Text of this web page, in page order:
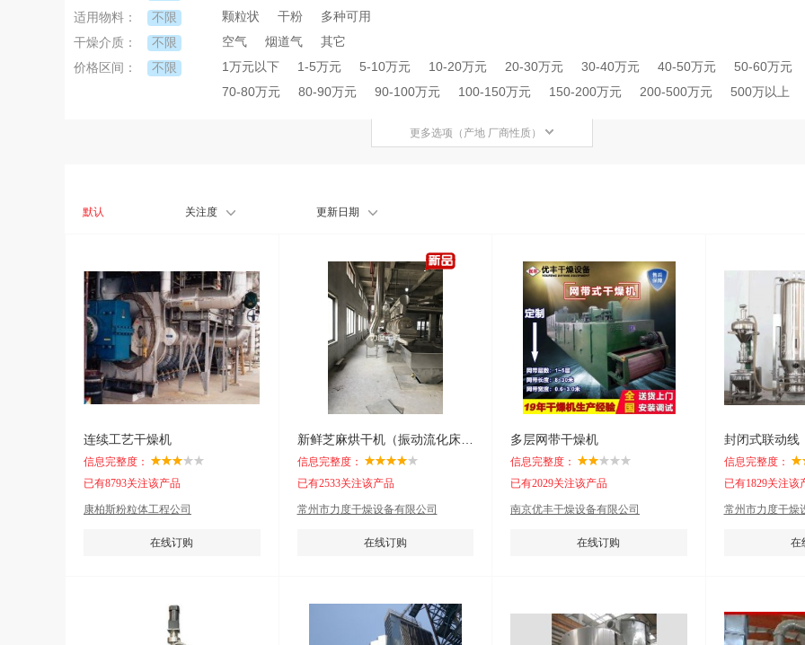
适用物料： 不限 颗粒状 干粉 多种可用
干燥介质： 不限 空气 烟道气 其它
价格区间： 不限 1万元以下 1-5万元 5-10万元 10-20万元 20-30万元 30-40万元 40-50万元
50-60万元
70-80万元
80-90万元 90-100万元 100-150万元 150-200万元 200-500万元 500万以上
更多选项（产地 厂商性质）
默认 关注度 更新日期
连续工艺干燥机
信息完整度：
已有8793关注该产品
康柏斯粉粒体工程公司
在线订购
新鲜芝麻烘干机（振动流化床干燥机）
信息完整度：
已有2533关注该产品
常州市力度干燥设备有限公司
在线订购
多层网带干燥机
信息完整度：
已有2029关注该产品
南京优丰干燥设备有限公司
在线订购
封闭式联动线
信息完整度：
已有1829关注该
常州市力度干燥
在